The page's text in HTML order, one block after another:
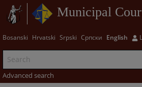
Municipal
Bosanski Hrvatski Srpski Српски English
Advanced search